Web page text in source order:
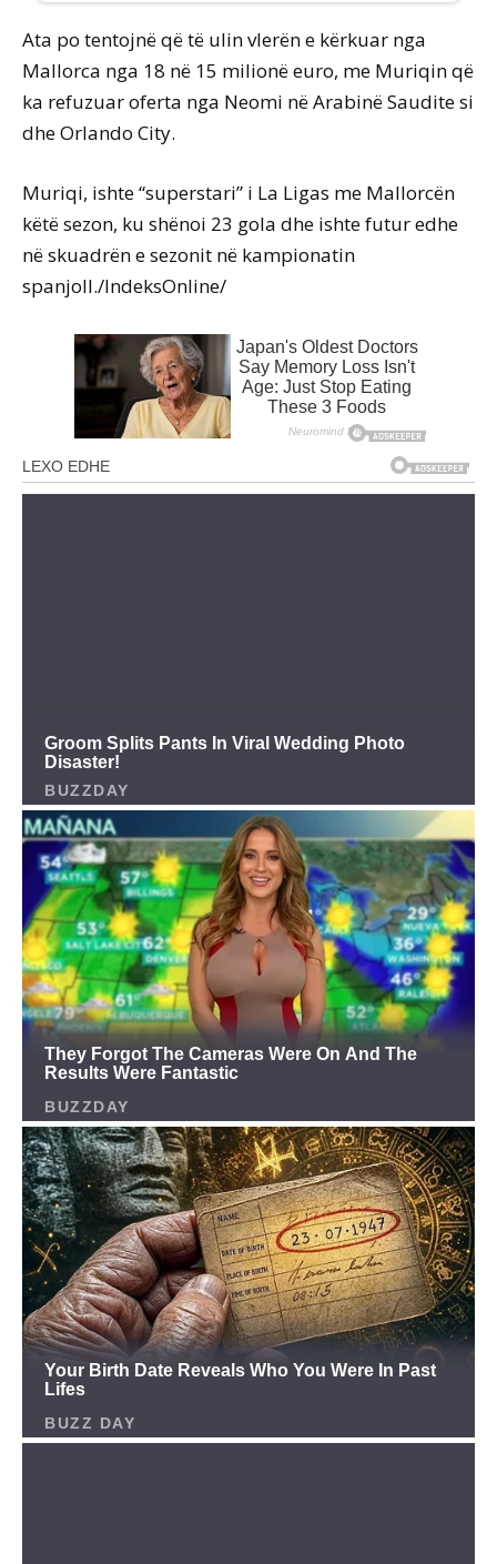
Ata po tentojnë që të ulin vlerën e kërkuar nga
Mallorca nga 18 në 15 milionë euro, me Muriqin që
ka refuzuar oferta nga Neomi në Arabinë Saudite si
dhe Orlando City.
Muriqi, ishte “superstari” i La Ligas me Mallorcën
këtë sezon, ku shënoi 23 gola dhe ishte futur edhe
në skuadrën e sezonit në kampionatin
spanjoll./IndeksOnline/